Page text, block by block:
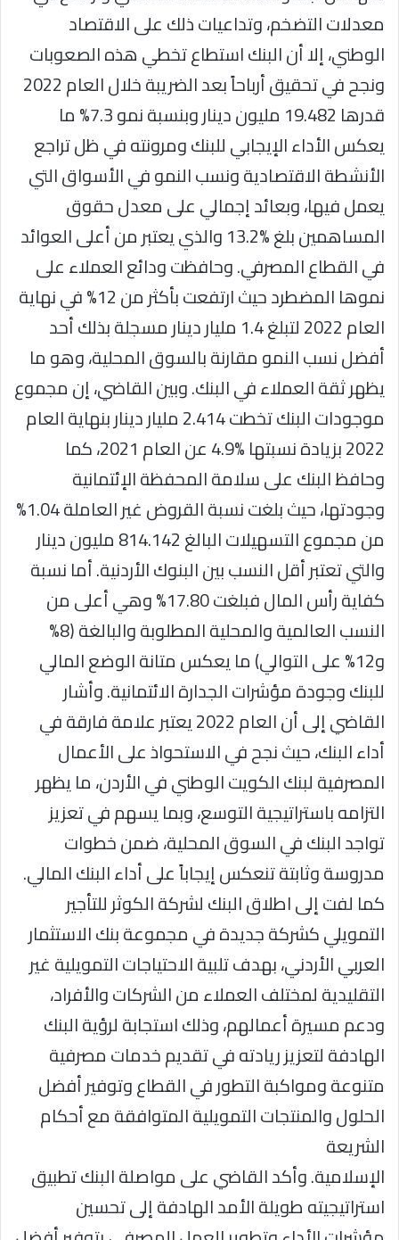
معدلات التضخم، وتداعيات ذلك على الاقتصاد
الوطني، إلا أن البنك استطاع تخطي هذه الصعوبات
ونجح في تحقيق أرباحاً بعد الضريبة خلال العام 2022
قدرها 19.482 مليون دينار وبنسبة نمو 7.3% ما
يعكس الأداء الإيجابي للبنك ومرونته في ظل تراجع
الأنشطة الاقتصادية ونسب النمو في الأسواق التي
يعمل فيها، وبعائد إجمالي على معدل حقوق
المساهمين بلغ %13.2 والذي يعتبر من أعلى العوائد
في القطاع المصرفي. وحافظت ودائع العملاء على
نموها المضطرد حيث ارتفعت بأكثر من 12% في نهاية
العام 2022 لتبلغ 1.4 مليار دينار مسجلة بذلك أحد
أفضل نسب النمو مقارنة بالسوق المحلية، وهو ما
يظهر ثقة العملاء في البنك. وبين القاضي، إن مجموع
موجودات البنك تخطت 2.414 مليار دينار بنهاية العام
2022 بزيادة نسبتها %4.9 عن العام 2021، كما
وحافظ البنك على سلامة المحفظة الإئتمانية
وجودتها، حيث بلغت نسبة القروض غير العاملة 1.04%
من مجموع التسهيلات البالغ 814.142 مليون دينار
والتي تعتبر أقل النسب بين البنوك الأردنية. أما نسبة
كفاية رأس المال فبلغت 17.80% وهي أعلى من
النسب العالمية والمحلية المطلوبة والبالغة (8%
و12% على التوالي) ما يعكس متانة الوضع المالي
للبنك وجودة مؤشرات الجدارة الائتمانية. وأشار
القاضي إلى أن العام 2022 يعتبر علامة فارقة في
أداء البنك، حيث نجح في الاستحواذ على الأعمال
المصرفية لبنك الكويت الوطني في الأردن، ما يظهر
التزامه باستراتيجية التوسع، وبما يسهم في تعزيز
تواجد البنك في السوق المحلية، ضمن خطوات
مدروسة وثابتة تنعكس إيجاباً على أداء البنك المالي.
كما لفت إلى اطلاق البنك لشركة الكوثر للتأجير
التمويلي كشركة جديدة في مجموعة بنك الاستثمار
العربي الأردني، بهدف تلبية الاحتياجات التمويلية غير
التقليدية لمختلف العملاء من الشركات والأفراد،
ودعم مسيرة أعمالهم، وذلك استجابة لرؤية البنك
الهادفة لتعزيز ريادته في تقديم خدمات مصرفية
متنوعة ومواكبة التطور في القطاع وتوفير أفضل
الحلول والمنتجات التمويلية المتوافقة مع أحكام
الشريعة
الإسلامية. وأكد القاضي على مواصلة البنك تطبيق
استراتيجيته طويلة الأمد الهادفة إلى تحسين